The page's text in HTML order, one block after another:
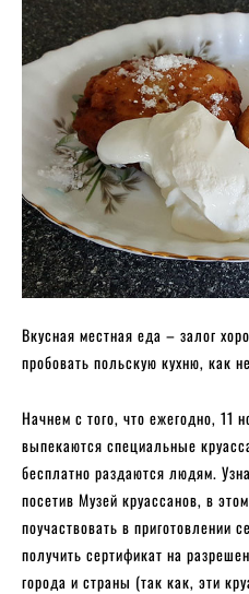
Вкусная местная еда – залог
пробовать польскую кухню, как
Начнем с того, что ежегодно, 11
выпекаются специальные
бесплатно раздаются людям.
посетив Музей круассанов, в
поучаствовать в приготовлении
получить сертификат на
города и страны (так как, эти